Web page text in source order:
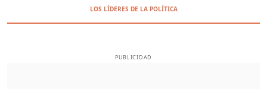
LOS LÍDERES DE LA POLÍTICA
PUBLICIDAD